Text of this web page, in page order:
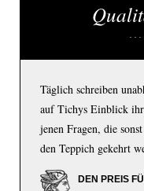
Täglich schreiben
auf Tichys Einblick
jenen Fragen, die
den Teppich gekehrt
DEN PREIS